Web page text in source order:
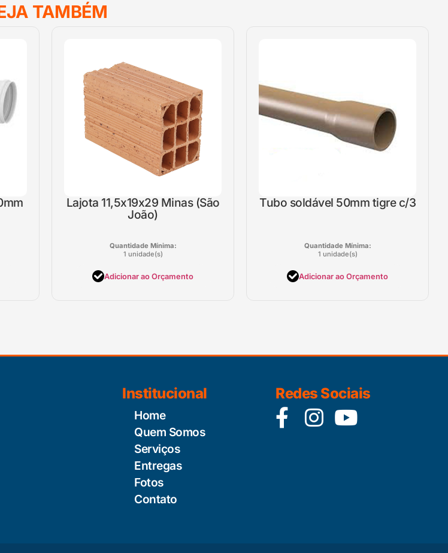
TAMBÉM
Lajota 11,5x19x29 Minas (São
João)
Quantidade Mínima:
1 unidade(s)
Adicionar ao Orçamento
Tubo soldável 50mm tigre c/3
Quantidade Mínima:
1 unidade(s)
Adicionar ao Orçamento
Institucional
Home
Quem Somos
Serviços
Entregas
Fotos
Contato
Redes Sociais